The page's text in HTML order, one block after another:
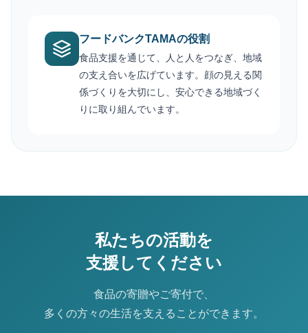
フードバンクTAMAの役割
食品支援を通じて、人と人をつなぎ、地域
の支え合いを広げています。顔の見える関
係づくりを大切にし、安心できる地域づく
りに取り組んでいます。
私たちの活動を
支援してください
食品の寄贈やご寄付で、
多くの方々の生活を支えることができます。